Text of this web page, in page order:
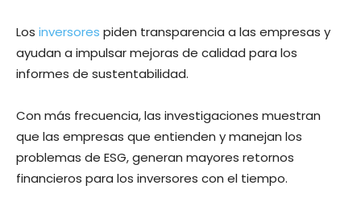
Los inversores piden transparencia a las empresas y
ayudan a impulsar mejoras de calidad para los
informes de sustentabilidad.
Con más frecuencia, las investigaciones muestran
que las empresas que entienden y manejan los
problemas de ESG, generan mayores retornos
financieros para los inversores con el tiempo.